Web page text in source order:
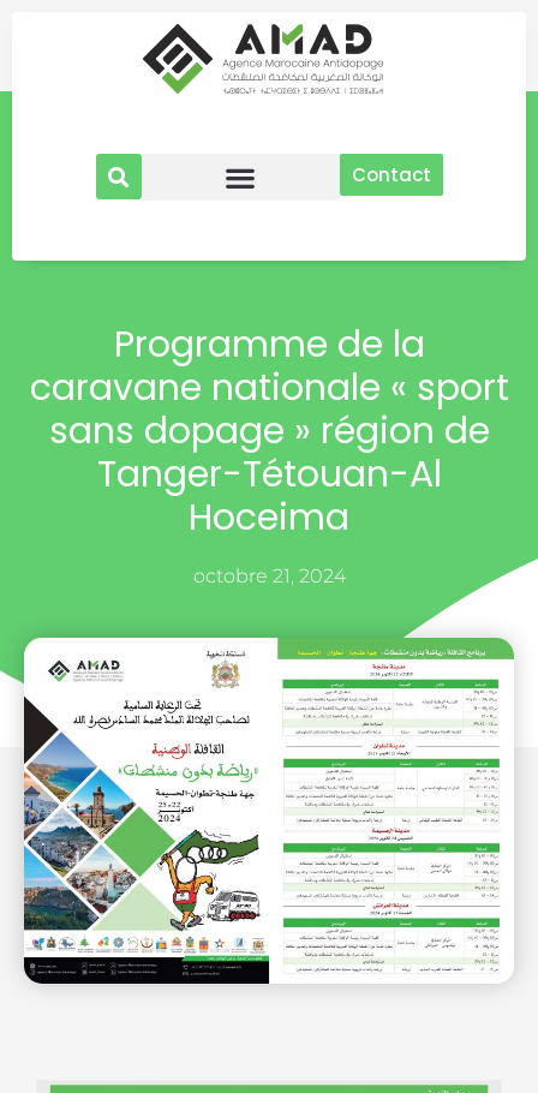
Contact
Programme de la
caravane nationale « sport
sans dopage » région de
Tanger-Tétouan-Al
Hoceima
octobre 21, 2024